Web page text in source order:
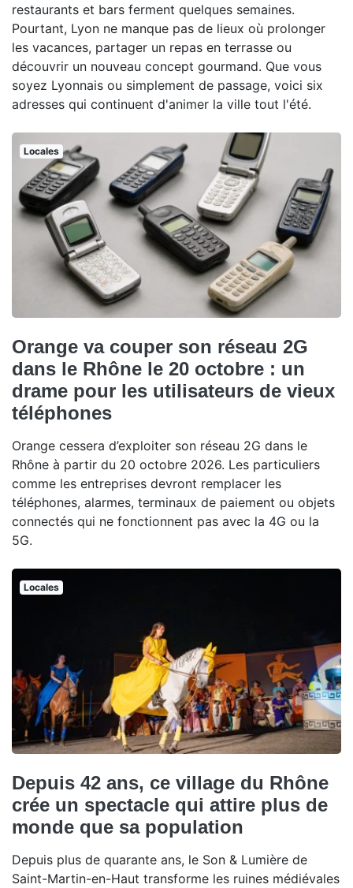
restaurants et bars ferment quelques semaines.
Pourtant, Lyon ne manque pas de lieux où prolonger
les vacances, partager un repas en terrasse ou
découvrir un nouveau concept gourmand. Que vous
soyez Lyonnais ou simplement de passage, voici six
adresses qui continuent d'animer la ville tout l'été.
Locales
Orange va couper son réseau 2G
dans le Rhône le 20 octobre : un
drame pour les utilisateurs de vieux
téléphones
Orange cessera d’exploiter son réseau 2G dans le
Rhône à partir du 20 octobre 2026. Les particuliers
comme les entreprises devront remplacer les
téléphones, alarmes, terminaux de paiement ou objets
connectés qui ne fonctionnent pas avec la 4G ou la
5G.
Locales
Depuis 42 ans, ce village du Rhône
crée un spectacle qui attire plus de
monde que sa population
Depuis plus de quarante ans, le Son & Lumière de
Saint-Martin-en-Haut transforme les ruines médiévales